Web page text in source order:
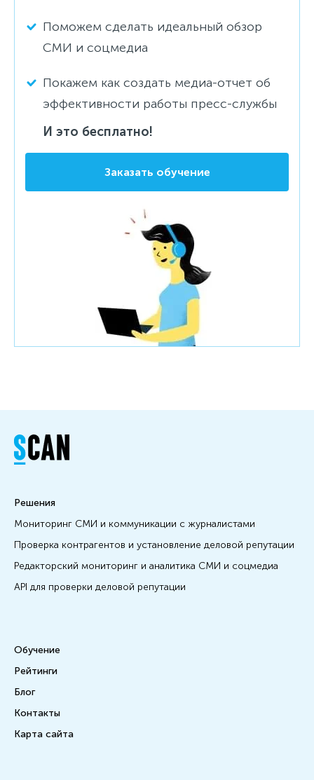
Поможем сделать идеальный обзор
СМИ и соцмедиа
Покажем как создать медиа-отчет об
эффективности работы пресс-службы
И это бесплатно!
Заказать обучение
Решения
Мониторинг СМИ и коммуникации с журналистами
Проверка контрагентов и установление деловой репутации
Редакторский мониторинг и аналитика СМИ и соцмедиа
API для проверки деловой репутации
Обучение
Рейтинги
Блог
Контакты
Карта сайта